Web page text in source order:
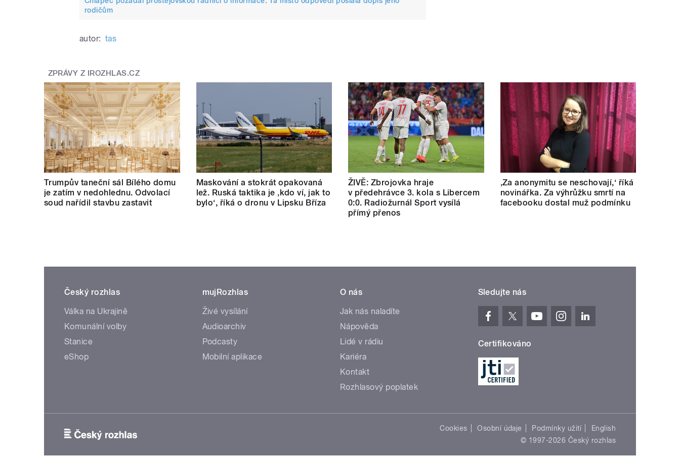
rodičům
autor: tas
ZPRÁVY Z IROZHLAS.CZ
Trumpův taneční sál Bílého domu
je zatím v nedohlednu. Odvolací
soud nařídil stavbu zastavit
Maskování a stokrát opakovaná
lež. Ruská taktika je ‚kdo ví, jak to
bylo‘, říká o dronu v Lipsku Bříza
ŽIVĚ: Zbrojovka hraje
v předehrávce 3. kola s Libercem
0:0. Radiožurnál Sport vysílá
přímý přenos
‚Za anonymitu se neschovají,‘ říká
novinářka. Za výhrůžku smrtí na
facebooku dostal muž podmínku
Český rozhlas
Válka na Ukrajině
Komunální volby
Stanice
eShop
mujRozhlas
Živé vysílání
Audioarchiv
Podcasty
Mobilní aplikace
O nás
Jak nás naladíte
Nápověda
Lidé v rádiu
Kariéra
Kontakt
Rozhlasový poplatek
Sledujte nás
Certifikováno
Cookies Osobní údaje Podmínky užití
English
© 1997-2026 Český rozhlas